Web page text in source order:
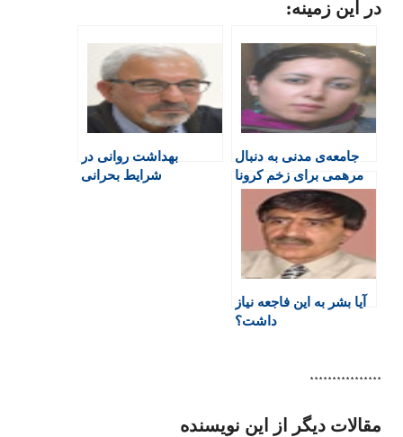
l
g
r
a
m
a
r
i
n
a
s
A
p
p
F
r
i
e
در این زمینه:
جامعه‌ی مدنی به دنبال
مرهمی برای زخم کرونا
بهداشت روانی در
شرایط بحرانی
آیا بشر به این فاجعه نیاز
داشت؟
****************
مقالات دیگر از این نویسنده